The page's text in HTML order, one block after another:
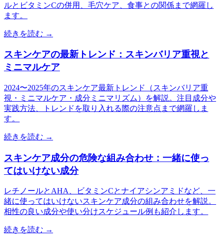
ルとビタミンCの併用、毛穴ケア、食事との関係まで網羅し
ます。
続きを読む →
スキンケアの最新トレンド：スキンバリア重視と
ミニマルケア
2024〜2025年のスキンケア最新トレンド（スキンバリア重
視・ミニマルケア・成分ミニマリズム）を解説。注目成分や
実践方法、トレンドを取り入れる際の注意点まで網羅しま
す。
続きを読む →
スキンケア成分の危険な組み合わせ：一緒に使っ
てはいけない成分
レチノールとAHA、ビタミンCとナイアシンアミドなど、一
緒に使ってはいけないスキンケア成分の組み合わせを解説。
相性の良い成分や使い分けスケジュール例も紹介します。
続きを読む →